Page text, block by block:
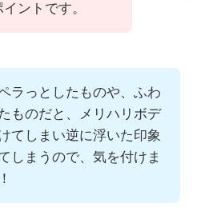
ントです。
ラっとしたものや、ふわ
ものだと、メリハリボデ
てしまい逆に浮いた印象
しまうので、気を付けま